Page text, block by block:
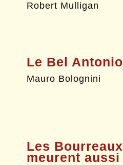
Robert Mulligan
Le Bel Antonio
Mauro Bolognini
Les Bourreaux
meurent aussi